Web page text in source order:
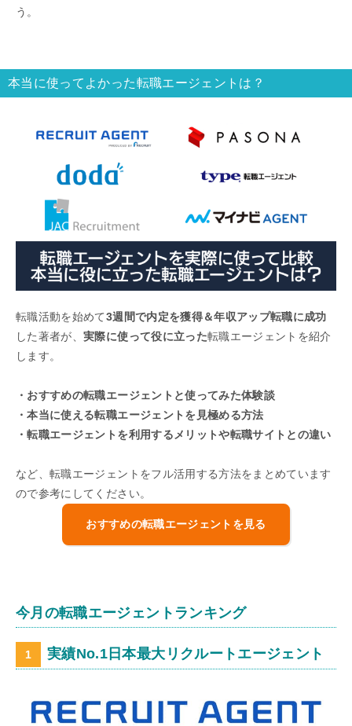
う。
本当に使ってよかった転職エージェントは？
転職活動を始めて3週間で内定を獲得＆年収アップ転職に成功
した著者が、実際に使って役に立った転職エージェントを紹介
します。
・おすすめの転職エージェントと使ってみた体験談
・本当に使える転職エージェントを見極める方法
・転職エージェントを利用するメリットや転職サイトとの違い
など、転職エージェントをフル活用する方法をまとめています
ので参考にしてください。
おすすめの転職エージェントを見る
今月の転職エージェントランキング
実績No.1日本最大リクルートエージェント